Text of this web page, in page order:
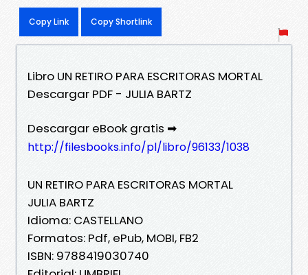
Copy Link Copy Shortlink
Libro UN RETIRO PARA ESCRITORAS MORTAL
Descargar PDF - JULIA BARTZ
Descargar eBook gratis ➡
http://filesbooks.info/pl/libro/96133/1038
UN RETIRO PARA ESCRITORAS MORTAL
JULIA BARTZ
Idioma: CASTELLANO
Formatos: Pdf, ePub, MOBI, FB2
ISBN: 9788419030740